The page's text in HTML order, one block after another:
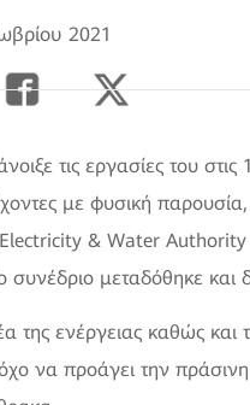
2021
τις εργασίες του στις
με φυσική παρουσία,
& Water Authority
μεταδόθηκε και
της ενέργειας καθώς και
να προάγει την πράσινη